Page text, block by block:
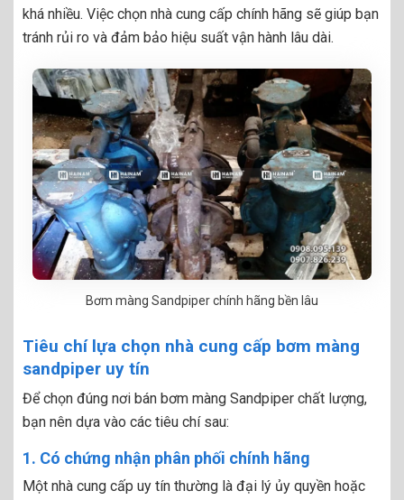
khá nhiều. Việc chọn nhà cung cấp chính hãng sẽ giúp bạn
tránh rủi ro và đảm bảo hiệu suất vận hành lâu dài.
Bơm màng Sandpiper chính hãng bền lâu
Tiêu chí lựa chọn nhà cung cấp bơm màng
sandpiper uy tín
Để chọn đúng nơi bán bơm màng Sandpiper chất lượng,
bạn nên dựa vào các tiêu chí sau:
1. Có chứng nhận phân phối chính hãng
Một nhà cung cấp uy tín thường là đại lý ủy quyền hoặc